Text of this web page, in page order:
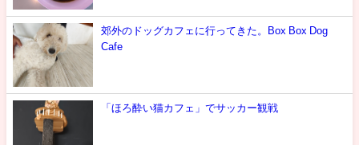
郊外のドッグカフェに行ってきた。Box Box Dog
Cafe
「ほろ酔い猫カフェ」でサッカー観戦